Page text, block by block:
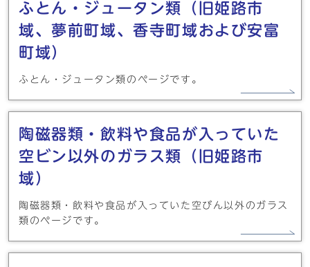
ふとん・ジュータン類（旧姫路市
域、夢前町域、香寺町域および安富
町域）
ふとん・ジュータン類のページです。
陶磁器類・飲料や食品が入っていた
空ビン以外のガラス類（旧姫路市
域）
陶磁器類・飲料や食品が入っていた空びん以外のガラス
類のページです。